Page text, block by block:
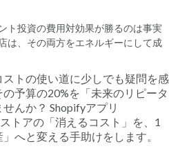
ト投資の費用対効果が勝るのは事実
は、その両方をエネルギーにして成
トの使い道に少しでも疑問を感
予算の20%を「未来のリピータ
んか？ Shopifyアプリ
トアの「消えるコスト」を、1
へと変える手助けをします。